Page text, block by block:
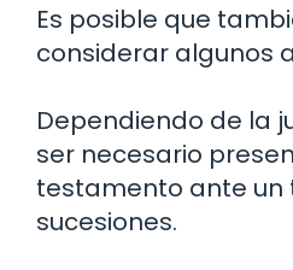
Es posible que
considerar algunos
Dependiendo de la
ser necesario
testamento ante un
sucesiones.